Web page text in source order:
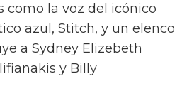
como la voz del icónico
azul, Stitch, y un elenco
a Sydney Elizebeth
y Billy